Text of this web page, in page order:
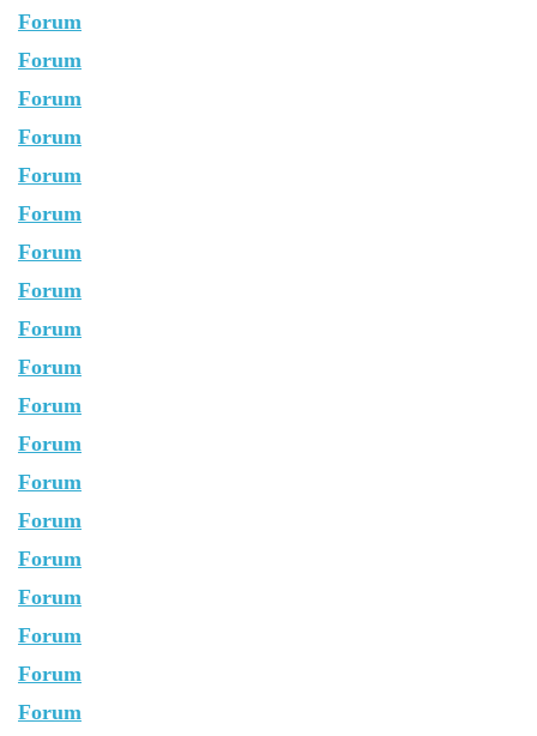
Forum
Forum
Forum
Forum
Forum
Forum
Forum
Forum
Forum
Forum
Forum
Forum
Forum
Forum
Forum
Forum
Forum
Forum
Forum